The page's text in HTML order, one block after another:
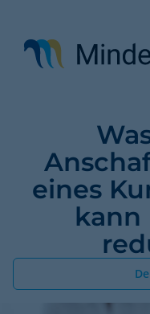
Inhalt
eines
kann